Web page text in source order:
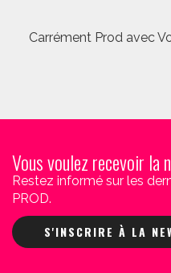
Carrément Prod avec
Vous voulez recevoir la
Restez informé sur les
PROD.
S'INSCRIRE À LA